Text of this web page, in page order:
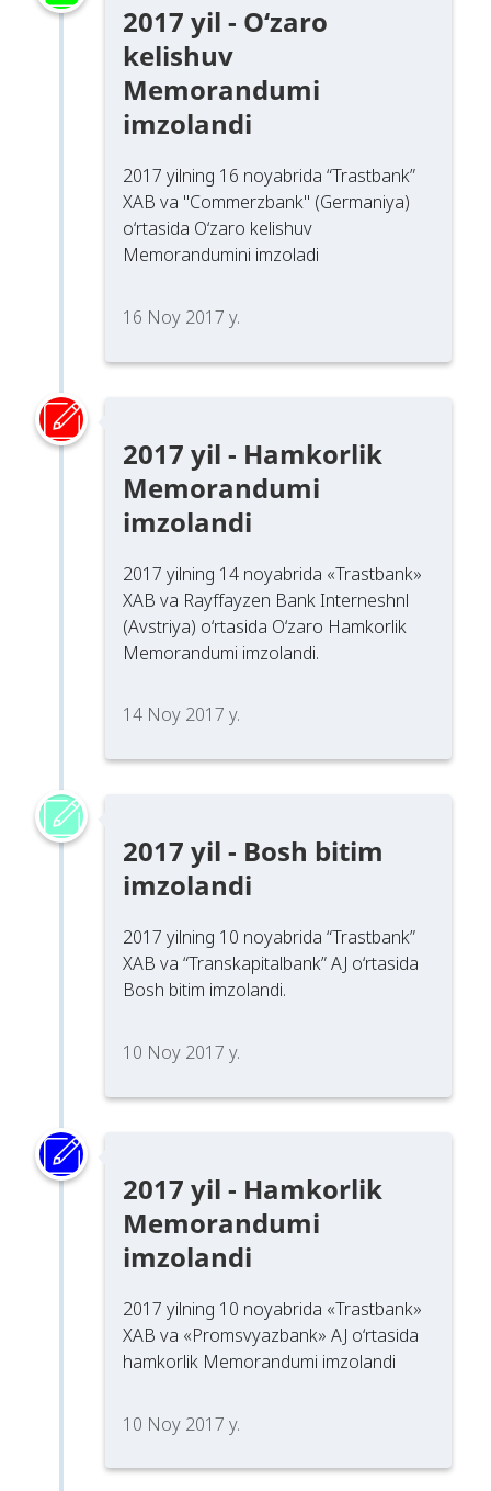
2017 yil - O‘zaro
kelishuv
Memorandumi
imzolandi
2017 yilning 16 noyabrida “Trastbank”
XAB va "Commerzbank" (Germaniya)
o‘rtasida O‘zaro kelishuv
Memorandumini imzoladi
16 Noy 2017 y.
2017 yil - Hamkorlik
Memorandumi
imzolandi
2017 yilning 14 noyabrida «Trastbank»
XAB va Rayffayzen Bank Interneshnl
(Avstriya) o‘rtasida O‘zaro Hamkorlik
Memorandumi imzolandi.
14 Noy 2017 y.
2017 yil - Bosh bitim
imzolandi
2017 yilning 10 noyabrida “Trastbank”
XAB va “Transkapitalbank” AJ o‘rtasida
Bosh bitim imzolandi.
10 Noy 2017 y.
2017 yil - Hamkorlik
Memorandumi
imzolandi
2017 yilning 10 noyabrida «Trastbank»
XAB va «Promsvyazbank» AJ o‘rtasida
hamkorlik Memorandumi imzolandi
10 Noy 2017 y.